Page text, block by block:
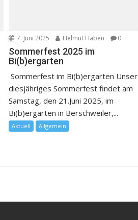
7. Juni 2025 Helmut Haben 0
Sommerfest 2025 im
Bi(b)ergarten
Sommerfest im Bi(b)ergarten Unser
diesjähriges Sommerfest findet am
Samstag, den 21.Juni 2025, im
Bi(b)ergarten in Berschweiler,...
Aktuell Allgemein